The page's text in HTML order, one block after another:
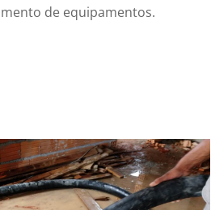
de equipamentos.